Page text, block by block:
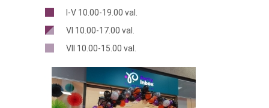
I-V 10.00-19.00 val.
VI 10.00-17.00 val.
VII 10.00-15.00 val.